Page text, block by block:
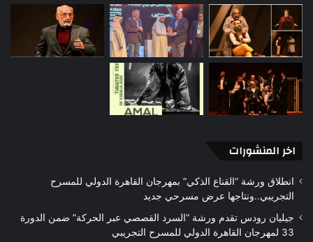
اخر المنشورات
انطلاق ورشة “القناع الذكي” بمهرجان القاهرة الدولي للمسرح
التجريبي..ونتاجها عرض مسرحي جديد
جيليان رودس تقدم ورشة “السرد القصصي عبر الحركة” ضمن الدورة
33 لمهرجان القاهرة الدولي للمسرح التجريبي